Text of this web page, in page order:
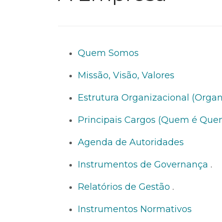
Quem Somos
Missão, Visão, Valores
Estrutura Organizacional
Principais Cargos (Quem é
Agenda de Autoridades
Instrumentos de Governança .
Relatórios de Gestão .
Instrumentos Normativos